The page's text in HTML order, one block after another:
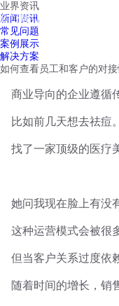
红鹰工作手机
业界资讯
新闻资讯
常见问题
案例展示
解决方案
如何查看员工和客户的对接
商业导向的企业遵循
比如前几天想去祛痘
找了一家顶级的医疗
她问我现在脸上有没
这种运营模式会被很
但当客户关系过度依
随着时间的增长，销